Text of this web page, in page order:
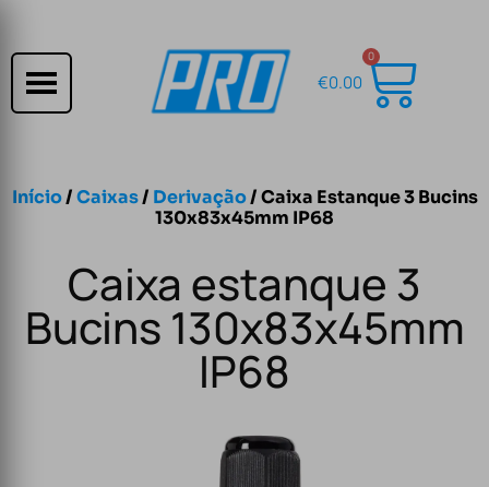
€0.00
0
Início/Caixas/ Derivação/ Caixa Estanque 3 Bucins
130x83x45mm IP68
Caixa estanque 3
Bucins 130x83x45mm
IP68